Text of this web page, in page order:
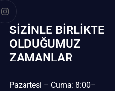
SIZINLE BIRLIKTE
OLDUĞUMUZ
ZAMANLAR
Pazartesi – Cuma: 8:00–